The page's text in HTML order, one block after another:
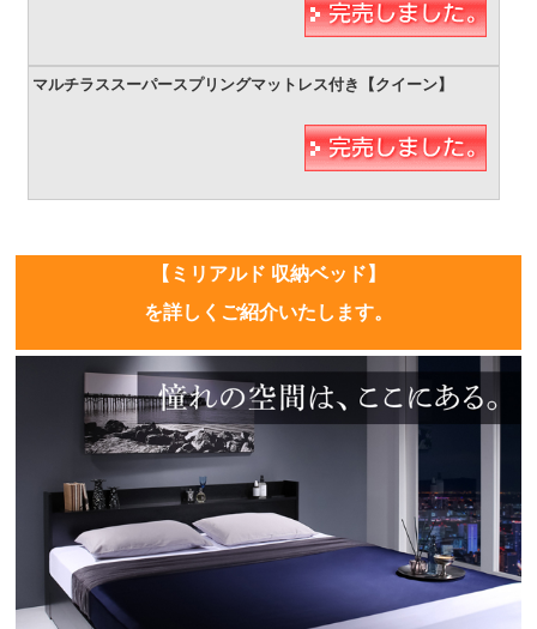
【ミリアルド 収納ベッド】
を詳しくご紹介いたします。